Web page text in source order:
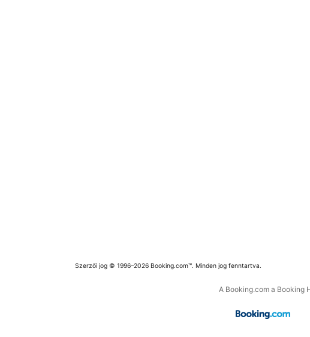
Szerzői jog © 1996–2026 Booking.com™. Minden jog fenntartva.
A Booking.com a Booking